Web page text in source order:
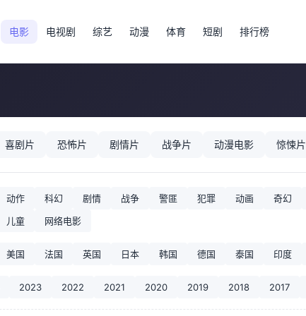
电影 电视剧 综艺 动漫 体育 短剧 排行榜
喜剧片 恐怖片 剧情片 战争片 动漫电影 惊悚片
动作 科幻 剧情 战争 警匪 犯罪 动画 奇幻
儿童 网络电影
美国 法国 英国 日本 韩国 德国 泰国 印度
2023 2022 2021 2020 2019 2018 2017